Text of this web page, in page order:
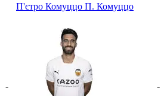
П'єтро Комуццо П. Комуццо
- -